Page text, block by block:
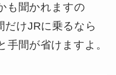
も聞かれますの
だけJRに乗るなら
間が省けますよ。